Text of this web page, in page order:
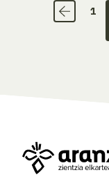
1